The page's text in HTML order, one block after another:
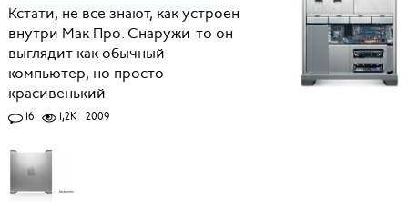
Кстати, не все знают, как устроен
внутри Мак Про. Снаружи-то он
выглядит как обычный
компьютер, но просто
красивенький
16 1,2K 2009